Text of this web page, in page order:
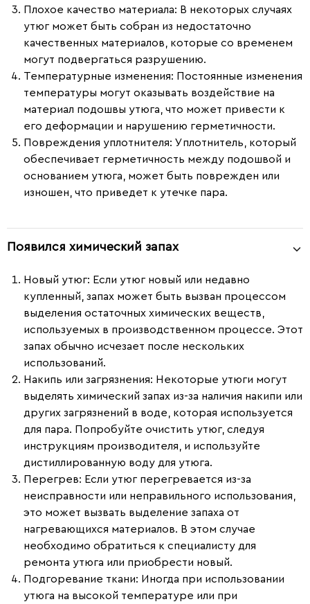
Плохое качество материала: В некоторых случаях
утюг может быть собран из недостаточно
качественных материалов, которые со временем
могут подвергаться разрушению.
Температурные изменения: Постоянные изменения
температуры могут оказывать воздействие на
материал подошвы утюга, что может привести к
его деформации и нарушению герметичности.
Повреждения уплотнителя: Уплотнитель, который
обеспечивает герметичность между подошвой и
основанием утюга, может быть поврежден или
изношен, что приведет к утечке пара.
Появился химический запах
Новый утюг: Если утюг новый или недавно
купленный, запах может быть вызван процессом
выделения остаточных химических веществ,
используемых в производственном процессе. Этот
запах обычно исчезает после нескольких
использований.
Накипь или загрязнения: Некоторые утюги могут
выделять химический запах из-за наличия накипи или
других загрязнений в воде, которая используется
для пара. Попробуйте очистить утюг, следуя
инструкциям производителя, и используйте
дистиллированную воду для утюга.
Перегрев: Если утюг перегревается из-за
неисправности или неправильного использования,
это может вызвать выделение запаха от
нагревающихся материалов. В этом случае
необходимо обратиться к специалисту для
ремонта утюга или приобрести новый.
Подгоревание ткани: Иногда при использовании
утюга на высокой температуре или при